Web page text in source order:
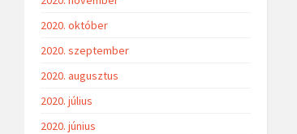
2020. október
2020. szeptember
2020. augusztus
2020. július
2020. június